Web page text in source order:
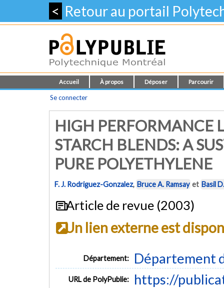
< Retour au portail
Accueil À propos Déposer Parcourir
Se connecter
HIGH PERFORMANCE
STARCH BLENDS: A
PURE POLYETHYLENE
F. J. Rodriguez-Gonzalez, Bruce A. Ramsay et Basil
Article de revue (2003)
Un lien externe est
Département: Département
URL de PolyPublie: https://